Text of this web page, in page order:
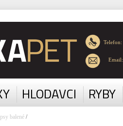
Telefon:
Email:
HLODAVCI RYBY
balené/